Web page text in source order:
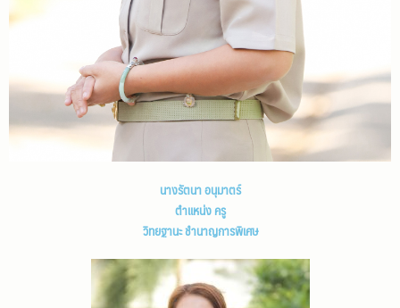
นางรัตนา อนุมาตร์
ตำแหน่ง ครู
วิทยฐานะ ชำนาญการพิเศษ